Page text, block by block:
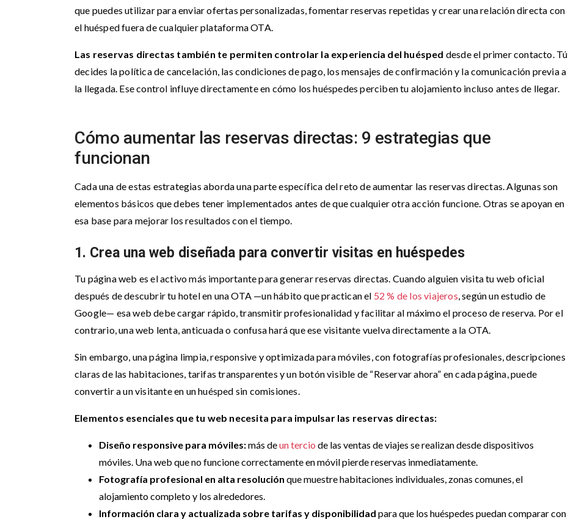
que puedes utilizar para enviar ofertas personalizadas, fomentar reservas repetidas y crear una relación directa con
el huésped fuera de cualquier plataforma OTA.
Las reservas directas también te permiten controlar la experiencia del huésped desde el primer contacto. Tú
decides la política de cancelación, las condiciones de pago, los mensajes de confirmación y la comunicación previa a
la llegada. Ese control influye directamente en cómo los huéspedes perciben tu alojamiento incluso antes de llegar.
Cómo aumentar las reservas directas: 9 estrategias que
funcionan
Cada una de estas estrategias aborda una parte específica del reto de aumentar las reservas directas. Algunas son
elementos básicos que debes tener implementados antes de que cualquier otra acción funcione. Otras se apoyan en
esa base para mejorar los resultados con el tiempo.
1. Crea una web diseñada para convertir visitas en huéspedes
Tu página web es el activo más importante para generar reservas directas. Cuando alguien visita tu web oficial
después de descubrir tu hotel en una OTA —un hábito que practican el 52 % de los viajeros, según un estudio de
Google— esa web debe cargar rápido, transmitir profesionalidad y facilitar al máximo el proceso de reserva. Por el
contrario, una web lenta, anticuada o confusa hará que ese visitante vuelva directamente a la OTA.
Sin embargo, una página limpia, responsive y optimizada para móviles, con fotografías profesionales, descripciones
claras de las habitaciones, tarifas transparentes y un botón visible de “Reservar ahora” en cada página, puede
convertir a un visitante en un huésped sin comisiones.
Elementos esenciales que tu web necesita para impulsar las reservas directas:
Diseño responsive para móviles:más deun tercio de las ventas de viajes se realizan desde dispositivos
móviles. Una web que no funcione correctamente en móvil pierde reservas inmediatamente.
Fotografía profesional en alta resolución que muestre habitaciones individuales, zonas comunes, el
alojamiento completo y los alrededores.
Información clara y actualizada sobre tarifas y disponibilidad para que los huéspedes puedan comparar con